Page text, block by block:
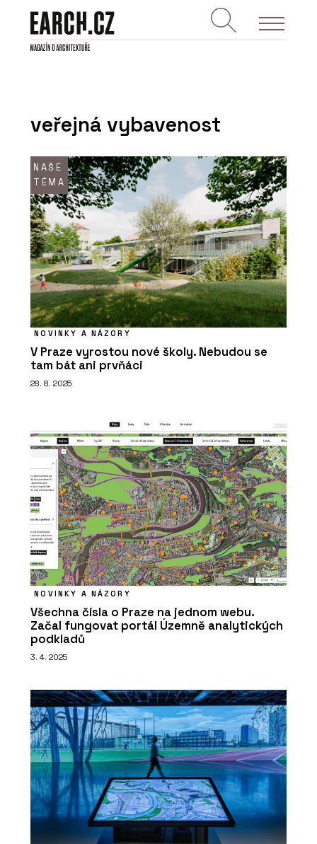
veřejná vybavenost
NAŠE
TÉMA
NOVINKY A NÁZORY
V Praze vyrostou nové školy. Nebudou se
tam bát ani prvňáci
28. 8. 2025
NOVINKY A NÁZORY
Všechna čísla o Praze na jednom webu.
Začal fungovat portál Územně analytických
podkladů
3. 4. 2025